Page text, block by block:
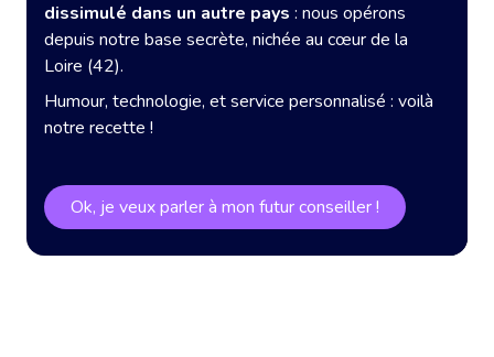
dissimulé dans un autre pays : nous opérons
depuis notre base secrète, nichée au cœur de la
Loire (42).
Humour, technologie, et service personnalisé : voilà
notre recette !
Ok, je veux parler à mon futur conseiller !